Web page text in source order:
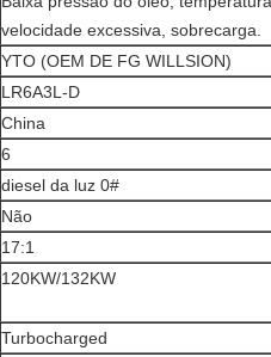
velocidade excessiva, sobrecarga.
YTO (OEM DE FG WILLSION)
LR6A3L-D
China
6
diesel da luz 0#
Não
17:1
120KW/132KW
Turbocharged